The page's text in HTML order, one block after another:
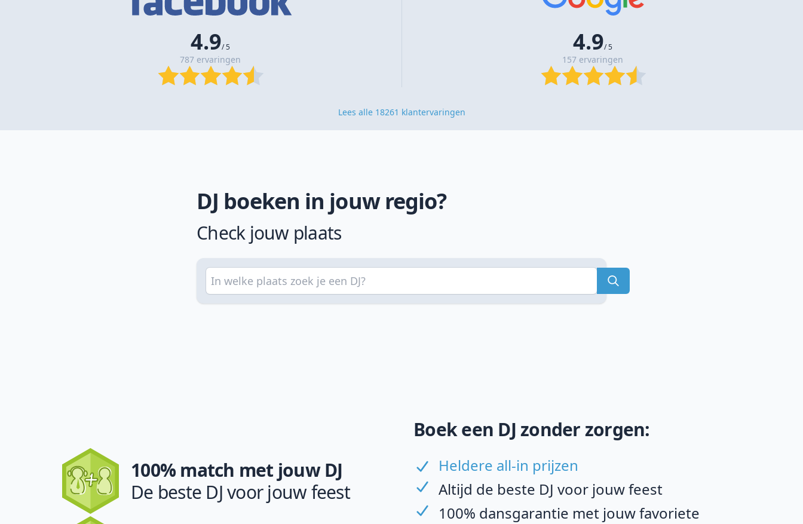
4.9/ 5
787 ervaringen
4.9/ 5
157 ervaringen
Lees alle 18261 klantervaringen
DJ boeken in jouw regio?
Check jouw plaats
100% match met jouw DJ
De beste DJ voor jouw feest
Boek een DJ zonder zorgen:
Heldere all-in prijzen
Altijd de beste DJ voor jouw feest
100% dansgarantie met jouw favoriete